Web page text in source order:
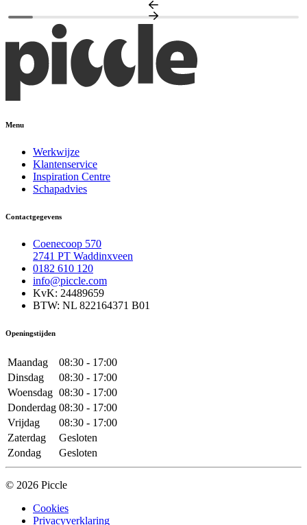
Menu
Werkwijze
Klantenservice
Inspiration Centre
Schapadvies
Contactgegevens
Coenecoop 570
2741 PT Waddinxveen
0182 610 120
info@piccle.com
KvK: 24489659
BTW: NL 822164371 B01
Openingstijden
Maandag
08:30 - 17:00
Dinsdag
08:30 - 17:00
Woensdag 08:30 - 17:00
Donderdag 08:30 - 17:00
Vrijdag
08:30 - 17:00
Zaterdag
Gesloten
Zondag
Gesloten
© 2026 Piccle
Cookies
Privacyverklaring